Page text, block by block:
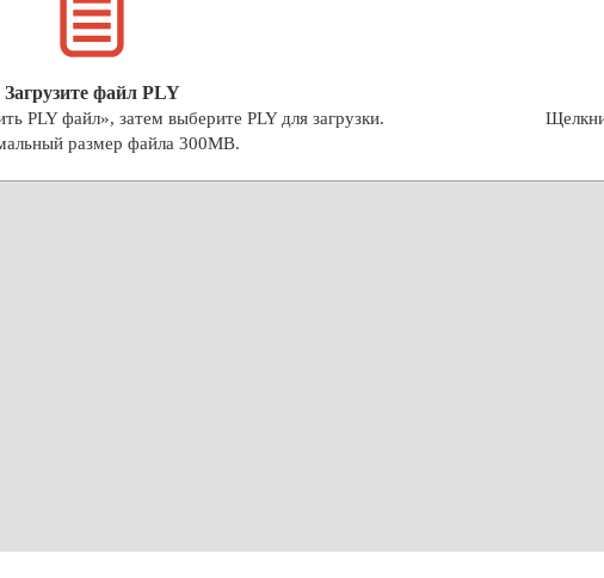
Загрузите файл PLY
PLY файл», затем выберите PLY для загрузки.
размер файла 300MB.